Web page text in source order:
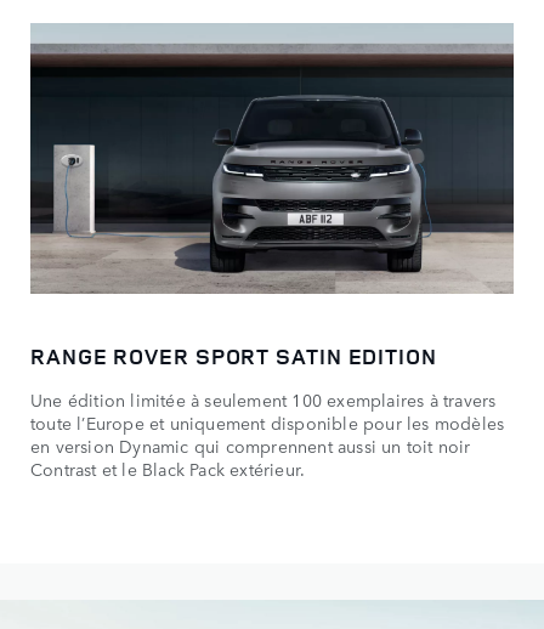
RANGE ROVER SPORT SATIN EDITION
Une édition limitée à seulement 100 exemplaires à travers
toute l’Europe et uniquement disponible pour les modèles
en version Dynamic qui comprennent aussi un toit noir
Contrast et le Black Pack extérieur.